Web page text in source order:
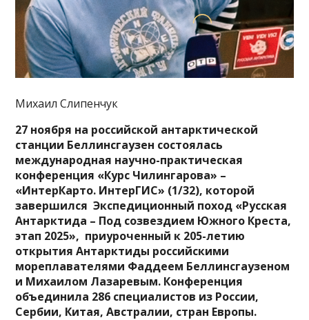
Михаил Слипенчук
27 ноября на российской антарктической
станции Беллинсгаузен состоялась
международная научно-практическая
конференция «Курс Чилингарова» –
«ИнтерКарто. ИнтерГИС» (1/32), которой
завершился Экспедиционный поход «Русская
Антарктида – Под созвездием Южного Креста,
этап 2025», приуроченный к 205-летию
открытия Антарктиды российскими
мореплавателями Фаддеем Беллинсгаузеном
и Михаилом Лазаревым. Конференция
объединила 286 специалистов из России,
Сербии, Китая, Австралии, стран Европы.